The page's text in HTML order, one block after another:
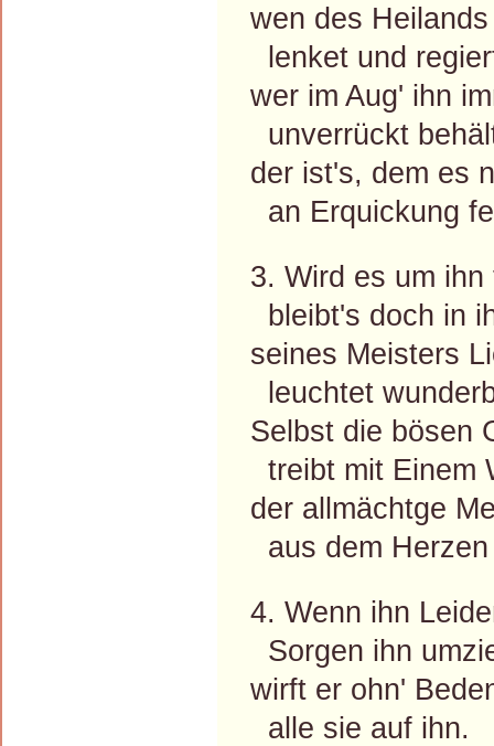
wen des
lenket und
wer im Aug' ihn
unverrückt
der ist's, dem es
an Erquickung
3. Wird es um ihn
bleibt's doch in
seines Meisters
leuchtet
Selbst die bösen
treibt mit Einem
der allmächtge
aus dem
4. Wenn ihn
Sorgen ihn
wirft er ohn'
alle sie auf ihn.